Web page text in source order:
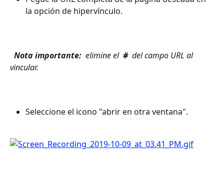
la opción de hipervínculo.
Nota importante: elimine el # del campo URL al
vincular.
Seleccione el icono "abrir en otra ventana".